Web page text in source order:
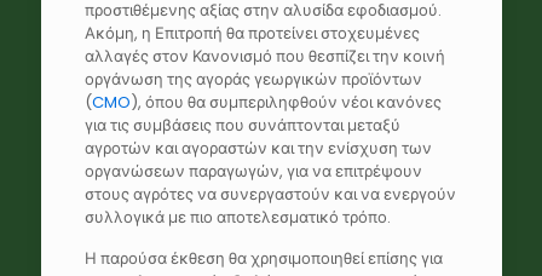
προστιθέμενης αξίας στην αλυσίδα εφοδιασμού.
Ακόμη, η Επιτροπή θα προτείνει στοχευμένες
αλλαγές στον Κανονισμό που θεσπίζει την κοινή
οργάνωση της αγοράς γεωργικών προϊόντων
(CMO), όπου θα συμπεριληφθούν νέοι κανόνες
για τις συμβάσεις που συνάπτονται μεταξύ
αγροτών και αγοραστών και την ενίσχυση των
οργανώσεων παραγωγών, για να επιτρέψουν
στους αγρότες να συνεργαστούν και να ενεργούν
συλλογικά με πιο αποτελεσματικό τρόπο.
Η παρούσα έκθεση θα χρησιμοποιηθεί επίσης για